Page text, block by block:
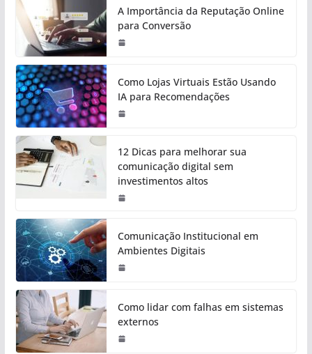
A Importância da Reputação Online
para Conversão
Como Lojas Virtuais Estão Usando
IA para Recomendações
12 Dicas para melhorar sua
comunicação digital sem
investimentos altos
Comunicação Institucional em
Ambientes Digitais
Como lidar com falhas em sistemas
externos